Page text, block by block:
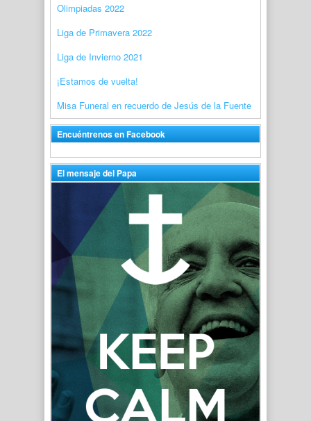
Olimpiadas 2022
Liga de Primavera 2022
Liga de Invierno 2021
¡Estamos de vuelta!
Misa Funeral en recuerdo de Jesús de la Fuente
Encuéntrenos en Facebook
El mensaje del Papa